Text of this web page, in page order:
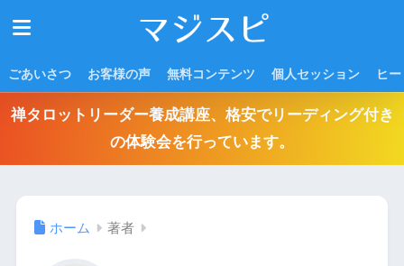
ごあいさつ お客様の声 無料コンテンツ 個人セッション ヒ
禅タロットリーダー養成講座、格安でリーディング付き
の体験会を行っています。
ホーム 著者